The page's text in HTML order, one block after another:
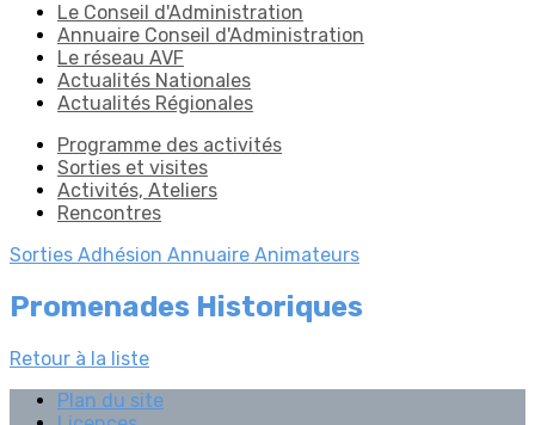
Le Conseil d'Administration
Annuaire Conseil d'Administration
Le réseau AVF
Actualités Nationales
Actualités Régionales
Programme des activités
Sorties et visites
Activités, Ateliers
Rencontres
Sorties Adhésion Annuaire Animateurs
Promenades Historiques
Retour à la liste
Plan du site